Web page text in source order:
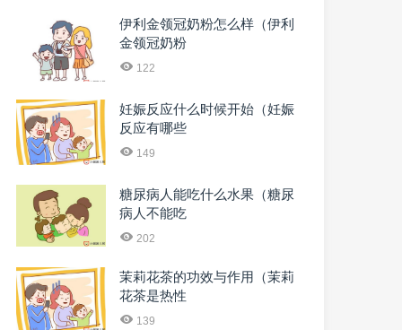
伊利金领冠奶粉怎么样（伊利
金领冠奶粉
122
妊娠反应什么时候开始（妊娠
反应有哪些
149
糖尿病人能吃什么水果（糖尿
病人不能吃
202
茉莉花茶的功效与作用（茉莉
花茶是热性
139